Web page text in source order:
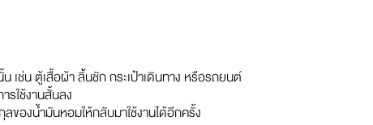
เช่น ตู้เสื้อผ้า ลิ้นชัก กระเป๋าเดินทาง หรือรถยนต์
รใช้งานสั้นลง
ของน้ำมันหอมให้กลับมาใช้งานได้อีกครั้ง